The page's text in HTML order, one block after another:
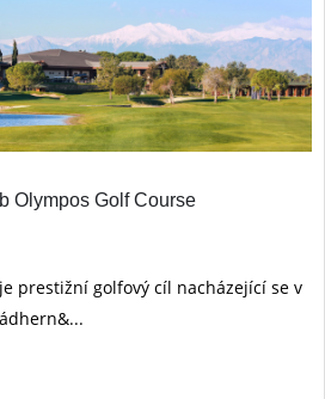
Olympos Golf Course
prestižní golfový cíl nacházející se v